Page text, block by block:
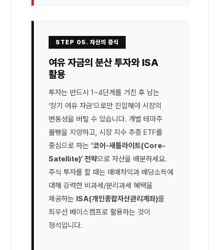
STEP 05. 자산의 증식
여유 자금의 분산 투자와 ISA
활용
투자는 반드시 1~4단계를 거친 후 남는
‘장기 여유 자금’으로만 진입해야 시장의
변동성을 버틸 수 있습니다. 개별 테마주
몰빵을 지양하고, 시장 지수 추종 ETF를
중심으로 하는 ‘코어-새틀라이트(Core-
Satellite)’ 전략으로 자산을 배분하세요.
주식 투자를 할 때는 매매차익과 배당소득에
대해 강력한 비과세/분리과세 혜택을
제공하는 ISA(개인종합자산관리계좌)를
최우선 베이스캠프로 활용하는 것이
정석입니다.